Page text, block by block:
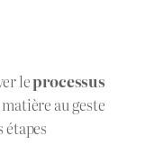
leprocessus
au geste
étapes